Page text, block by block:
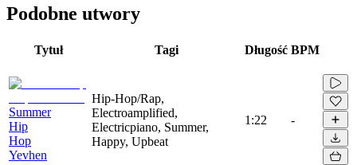
Podobne utwory
Tytuł Tagi Długość BPM
Summer
Hip
Hop
Yevhen
Hip-Hop/Rap,
Electroamplified,
Electricpiano, Summer,
Happy, Upbeat
1:22 -